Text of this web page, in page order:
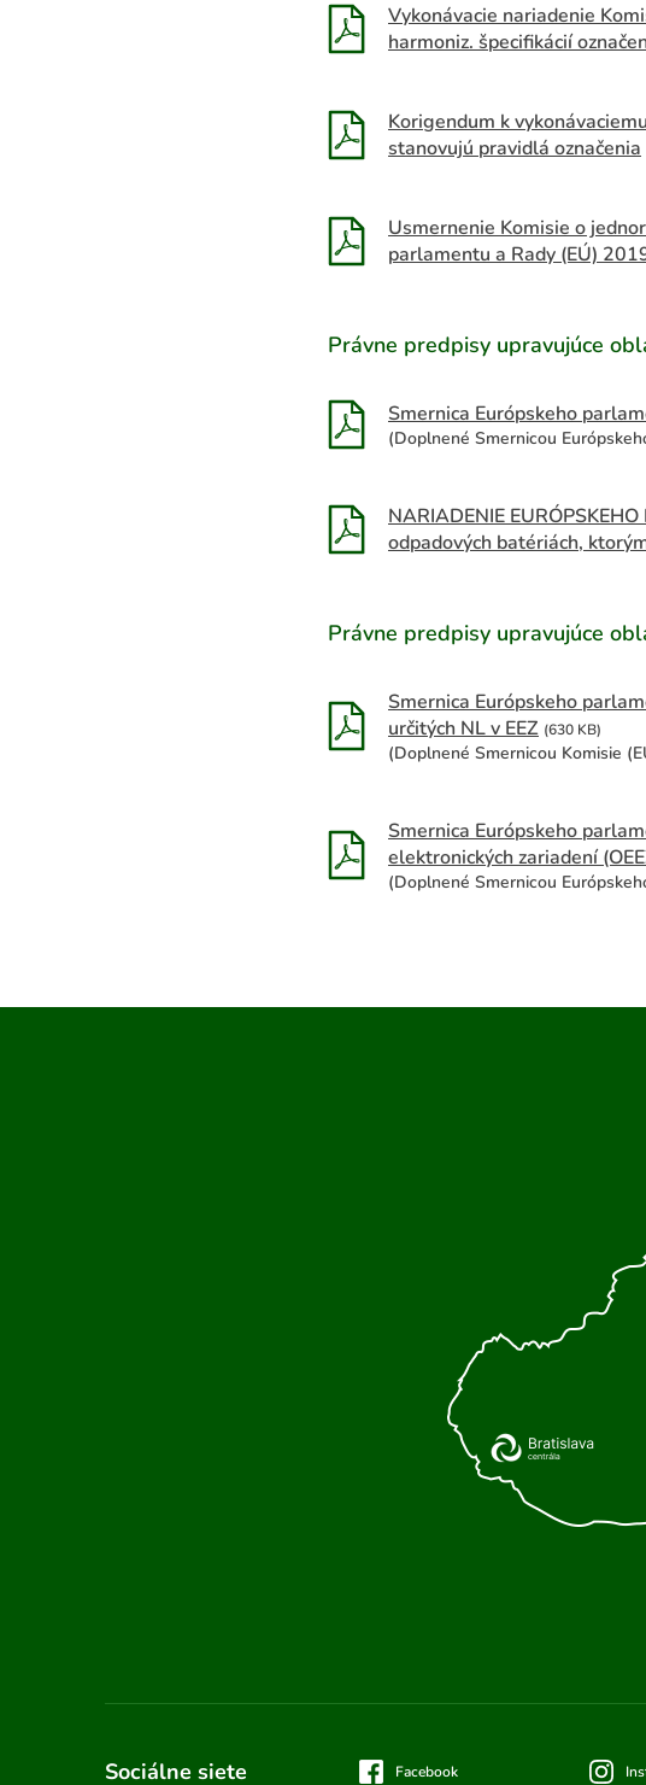
Vykonávacie nariadenie
harmoniz. špecifikácií
Korigendum k
stanovujú pravidlá označenia
Usmernenie Komisie o
parlamentu a Rady (EÚ)
Právne predpisy upravujúce
Smernica Európskeho
(Doplnené Smernicou
NARIADENIE
odpadových batériách,
Právne predpisy upravujúce
Smernica Európskeho
určitých NL v EEZ (630 KB)
(Doplnené Smernicou Komisie
Smernica Európskeho
elektronických zariadení
(Doplnené Smernicou
Sociálne siete Facebook